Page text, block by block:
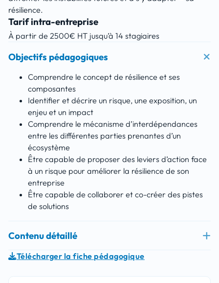
résilience.
Tarif intra-entreprise
À partir de 2500€ HT jusqu’à 14 stagiaires
Objectifs pédagogiques
Comprendre le concept de résilience et ses
composantes
Identifier et décrire un risque, une exposition, un
enjeu et un impact
Comprendre le mécanisme d’interdépendances
entre les différentes parties prenantes d’un
écosystème
Être capable de proposer des leviers d’action face
à un risque pour améliorer la résilience de son
entreprise
Être capable de collaborer et co-créer des pistes
de solutions
Contenu détaillé
Télécharger la fiche pédagogique